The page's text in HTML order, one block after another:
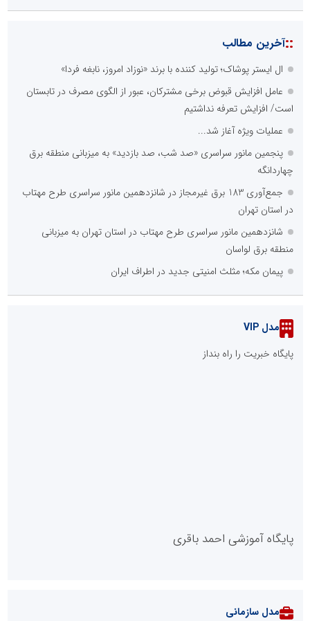
::آخرین مطالب
ال ایستر پوشاک؛ تولید کننده با برند «نوزاد امروز، نابغه فردا»
عامل افزایش قبوض برخی مشترکان، عبور از الگوی مصرف در تابستان
است/ افزایش تعرفه نداشتیم
عملیات ویژه آغاز شد...
پنجمین مانور سراسری «صد شب، صد بازدید» به میزبانی منطقه برق
چهاردانگه
جمع‌آوری 183 برق غیرمجاز در شانزدهمین مانور سراسری طرح مهتاب
در استان تهران
شانزدهمین مانور سراسری طرح مهتاب در استان تهران به میزبانی
منطقه برق لواسان
پیمان مکه؛ مثلث امنیتی جدید در اطراف ایران
مدل VIP
پایگاه خبریت را راه بنداز
پایگاه آموزشی احمد باقری
مدل سازمانی